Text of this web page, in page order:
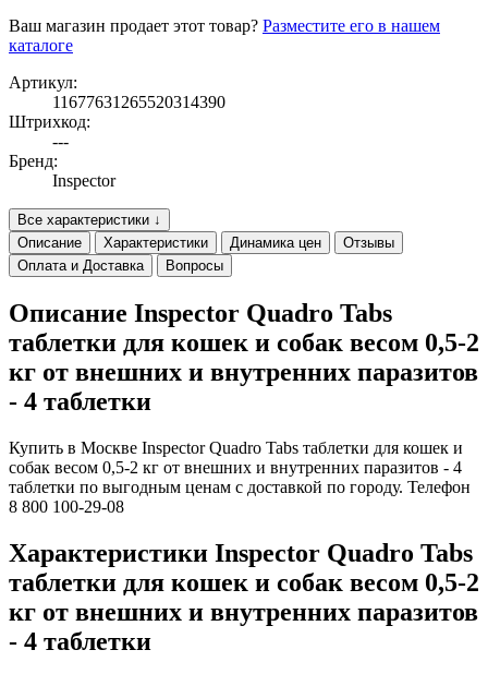
Ваш магазин продает этот товар? Разместите его в нашем
каталоге
Артикул:
11677631265520314390
Штрихкод:
---
Бренд:
Inspector
Все характеристики ↓
Описание
Характеристики Динамика цен
Отзывы
Оплата и Доставка
Вопросы
Описание Inspector Quadro Tabs
таблетки для кошек и собак весом 0,5-2
кг от внешних и внутренних паразитов
- 4 таблетки
Купить в Москве Inspector Quadro Tabs таблетки для кошек и
собак весом 0,5-2 кг от внешних и внутренних паразитов - 4
таблетки по выгодным ценам с доставкой по городу. Телефон
8 800 100-29-08
Характеристики Inspector Quadro Tabs
таблетки для кошек и собак весом 0,5-2
кг от внешних и внутренних паразитов
- 4 таблетки